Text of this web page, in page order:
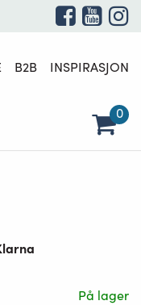
B2B INSPIRASJON
0
På lager